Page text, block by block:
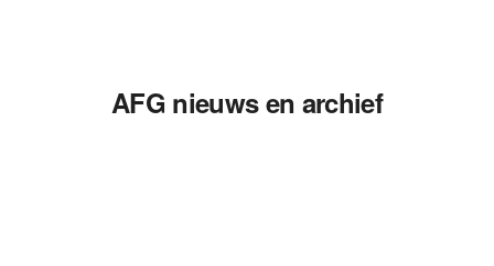
AFG nieuws en archief